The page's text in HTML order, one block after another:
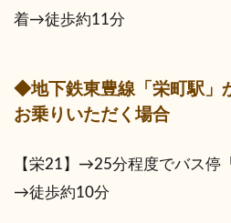
着→徒歩約11分
◆地下鉄東豊線「栄町駅」
お乗りいただく場合
【栄21】→25分程度でバス停
→徒歩約10分